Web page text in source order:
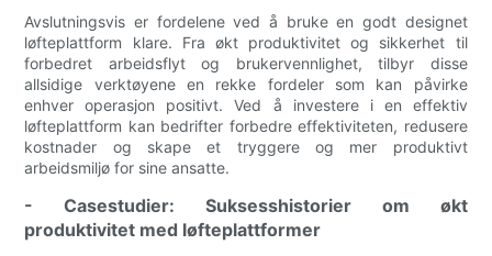
Avslutningsvis er fordelene ved å bruke en godt designet
løfteplattform klare. Fra økt produktivitet og sikkerhet til
forbedret arbeidsflyt og brukervennlighet, tilbyr disse
allsidige verktøyene en rekke fordeler som kan påvirke
enhver operasjon positivt. Ved å investere i en effektiv
løfteplattform kan bedrifter forbedre effektiviteten, redusere
kostnader og skape et tryggere og mer produktivt
arbeidsmiljø for sine ansatte.
- Casestudier: Suksesshistorier om økt
produktivitet med løfteplattformer